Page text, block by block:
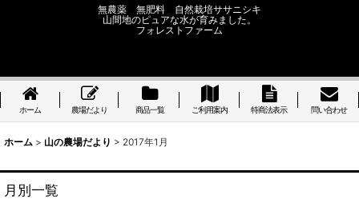
無農薬 無肥料 自然栽培ササニシキ
山間地のピュアな水が育みました。
フォレストファーム
ホーム 農場だより 商品一覧 ご利用案内 特商法表示 問い合わせ
ホーム > 山の農場だより > 2017年1月
月別一覧